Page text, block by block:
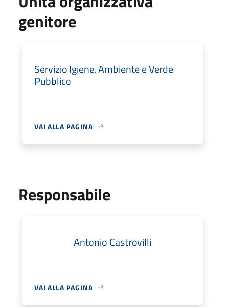
genitore
Servizio Igiene, Ambiente e Verde
Pubblico
VAI ALLA PAGINA
Responsabile
Antonio Castrovilli
VAI ALLA PAGINA